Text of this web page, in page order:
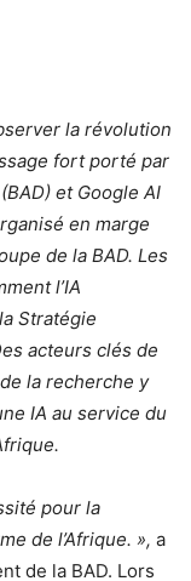
la révolution
fort porté par
et Google AI
en marge
de la BAD. Les
l’IA
Stratégie
acteurs clés de
la recherche y
IA au service du
pour la
de l’Afrique. », a
de la BAD. Lors